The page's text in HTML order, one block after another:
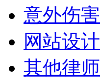
意外伤害
网站设计
其他律师